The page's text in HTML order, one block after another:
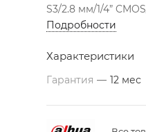
S3/2.8 мм/1/4”
Подробности
Характеристики
Гарантия — 12 мес